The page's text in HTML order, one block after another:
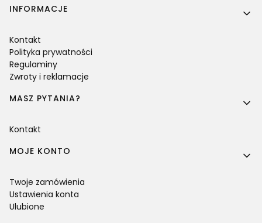
Linki w stopce
INFORMACJE
Kontakt
Polityka prywatności
Regulaminy
Zwroty i reklamacje
MASZ PYTANIA?
Kontakt
MOJE KONTO
Twoje zamówienia
Ustawienia konta
Ulubione